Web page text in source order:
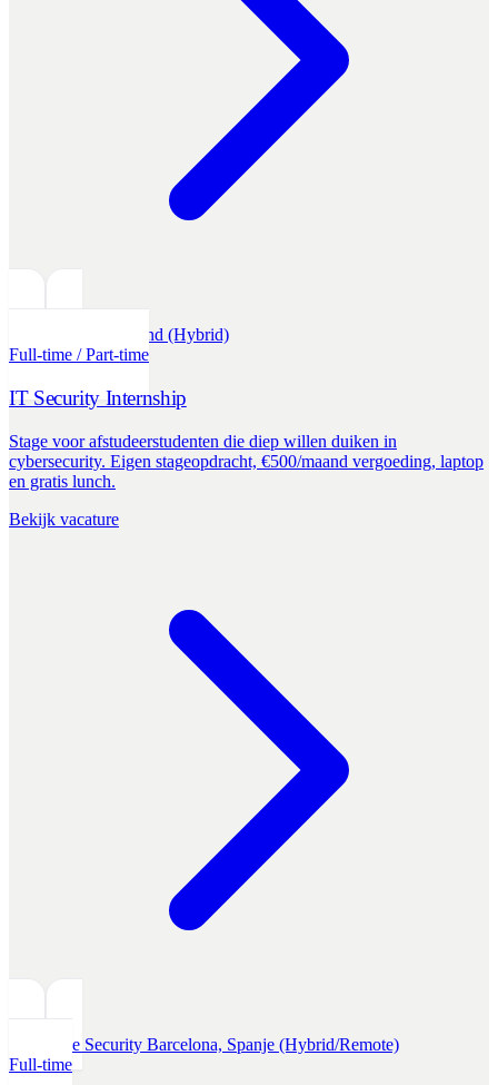
Nederland (Hybrid)
Full-time / Part-time
IT Security Internship
Stage voor afstudeerstudenten die diep willen duiken in
cybersecurity. Eigen stageopdracht, €500/maand vergoeding, laptop
en gratis lunch.
Bekijk vacature
Defensive Security Barcelona, Spanje (Hybrid/Remote)
Full-time